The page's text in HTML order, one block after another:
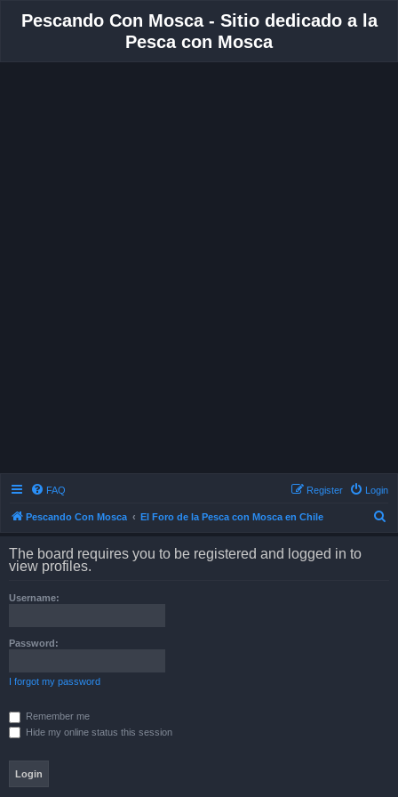
Pescando Con Mosca - Sitio dedicado a la
Pesca con Mosca
FAQ Login
Register
Pescando Con Mosca El Foro de la Pesca con Mosca en Chile
The board requires you to be registered and logged in to
view profiles.
Username:
Password:
I forgot my password
Remember me
Hide my online status this session